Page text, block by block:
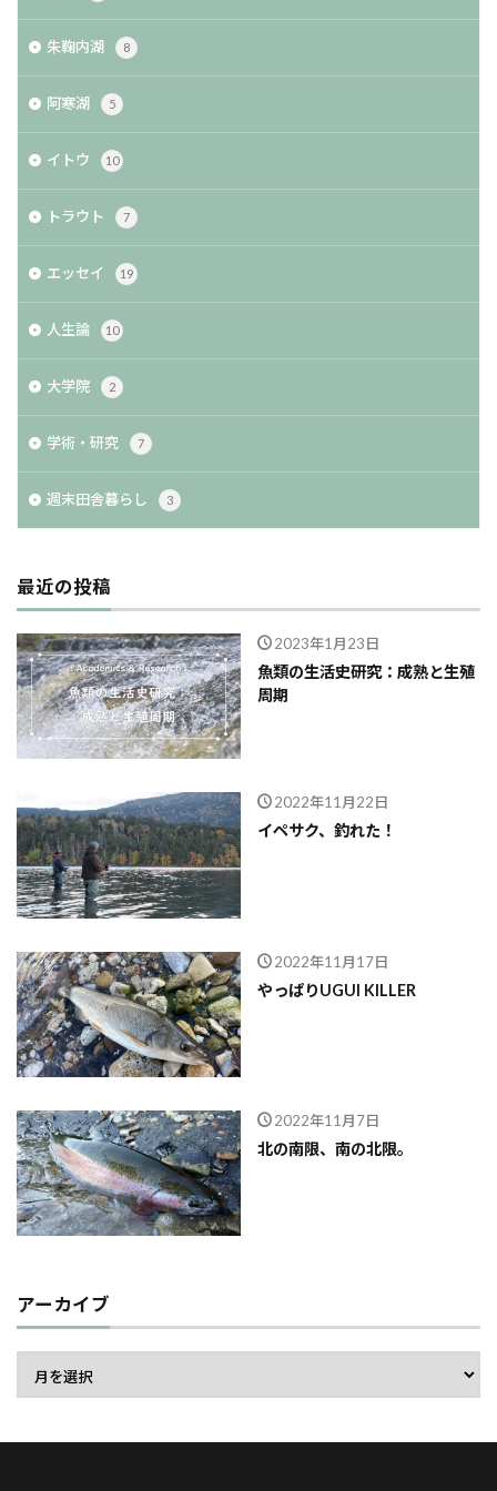
朱鞠内湖 8
阿寒湖 5
イトウ 10
トラウト 7
エッセイ 19
人生論 10
大学院 2
学術・研究 7
週末田舎暮らし 3
最近の投稿
2023年1月23日
魚類の生活史研究：成熟と生殖
周期
2022年11月22日
イペサク、釣れた！
2022年11月17日
やっぱりUGUI KILLER
2022年11月7日
北の南限、南の北限。
アーカイブ